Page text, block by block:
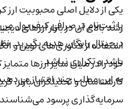
یکی از دلایل اصلی محبوبیت ارز
رشد بالای آن در بازار ارزهای
استفاده از فناوری‌های نوین و
خود را در میان سایر ارزها
کارشناسان و تحلیلگران بازار،
سرمایه‌گذاری پرسود
با ثبت‌نام در صرافی کیف پول من
باشد و تکراری نباشد.
به این مطلب چند امتیاز